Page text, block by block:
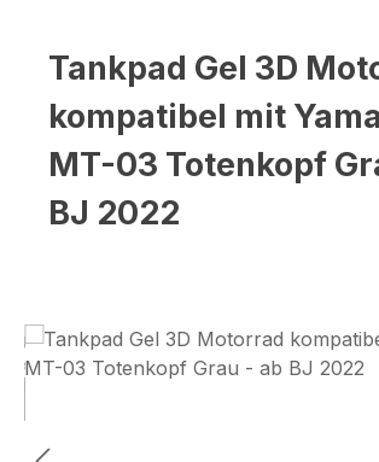
Tankpad Gel 3D
kompatibel mit
MT-03 Totenkopf
BJ 2022
Bildergalerie überspringen